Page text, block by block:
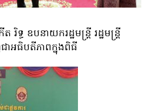
រិទ្ធ ឧបនាយករដ្ឋមន្ត្រី រដ្ឋមន្ត្រី
អធិបតីភាពក្នុងពិធី